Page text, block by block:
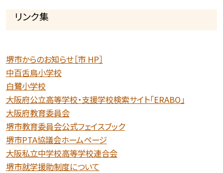
リンク集
堺市からのお知らせ［市 HP］
中百舌鳥小学校
白鷺小学校
大阪府公立高等学校・支援学校検索サイト「ERABO」
大阪府教育委員会
堺市教育委員会公式フェイスブック
堺市PTA協議会ホームページ
大阪私立中学校高等学校連合会
堺市就学援助制度について